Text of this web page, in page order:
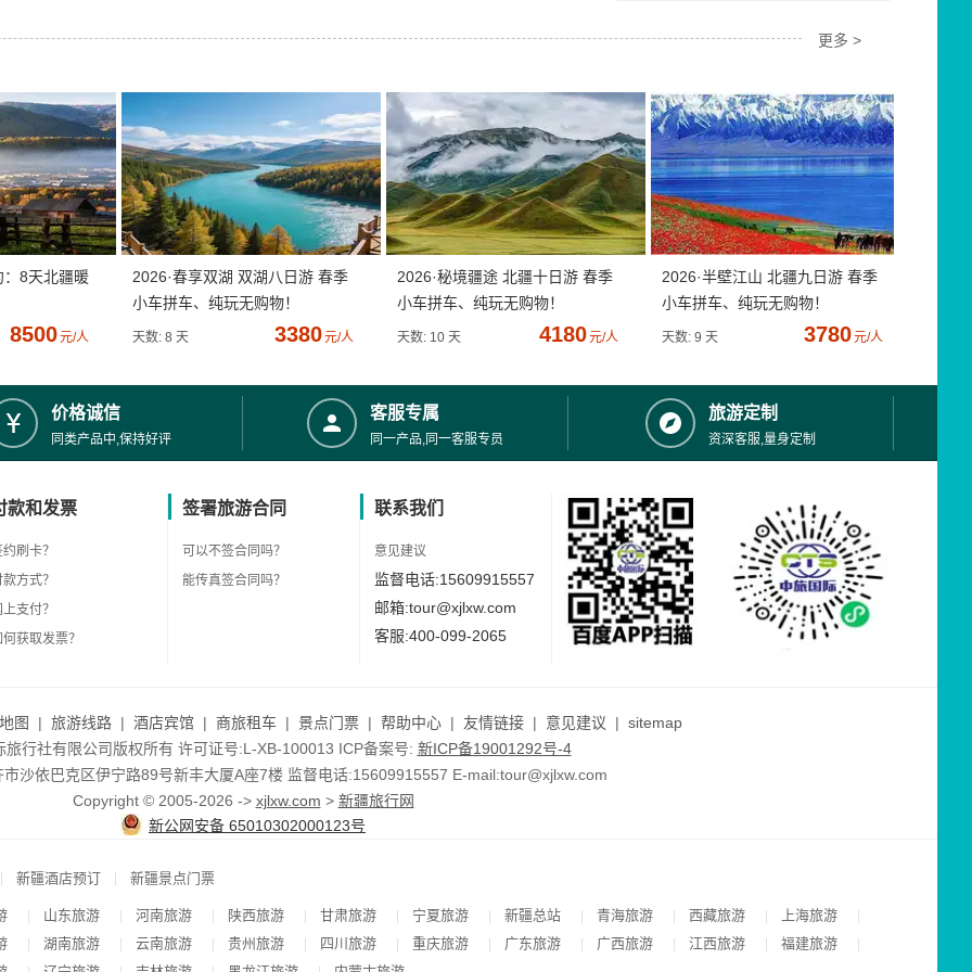
更多 >
8天北疆暖
8500元/人
2026·春享双湖 双湖八日游 春季
小车拼车、纯玩无购物！
天数: 8 天 3380元/人
2026·秘境疆途 北疆十日游 春季
小车拼车、纯玩无购物！
天数: 10 天 4180元/人
2026·半壁江山 北疆九日游 春季
小车拼车、纯玩无购物！
天数: 9 天 3780元/人
价格诚信
同类产品中,保持好评
客服专属
同一产品,同一客服专员
旅游定制
资深客服,量身定制
款和发票
刷卡？
方式？
支付？
何获取发票？
签署旅游合同
可以不签合同吗？
能传真签合同吗？
联系我们
意见建议
监督电话:15609915557
邮箱:tour@xjlxw.com
客服:400-099-2065
图 | 旅游线路 | 酒店宾馆 | 商旅租车 | 景点门票 | 帮助中心 | 友情链接 | 意见建议 | sitemap
旅行社有限公司版权所有 许可证号:L-XB-100013 ICP备案号: 新ICP备19001292号-4
沙依巴克区伊宁路89号新丰大厦A座7楼 监督电话:15609915557 E-mail:tour@xjlxw.com
Copyright © 2005-2026 -> xjlxw.com > 新疆旅行网
新公网安备 65010302000123号
| 新疆酒店预订 | 新疆景点门票
| 山东旅游 | 河南旅游 | 陕西旅游 | 甘肃旅游 | 宁夏旅游 | 新疆总站 | 青海旅游 | 西藏旅游 | 上海旅游 |
| 湖南旅游 | 云南旅游 | 贵州旅游 | 四川旅游 | 重庆旅游 | 广东旅游 | 广西旅游 | 江西旅游 | 福建旅游 |